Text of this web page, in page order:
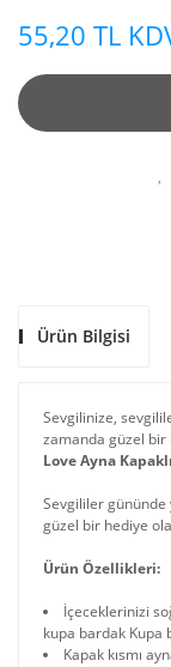
55,20 TL
Ürün Bilgisi
Sevgilinize,
zamanda güzel bir
Love Ayna
Sevgililer
güzel bir hediye
Ürün Özellikleri:
İçeceklerinizi
kupa bardak
Kapak kısmı